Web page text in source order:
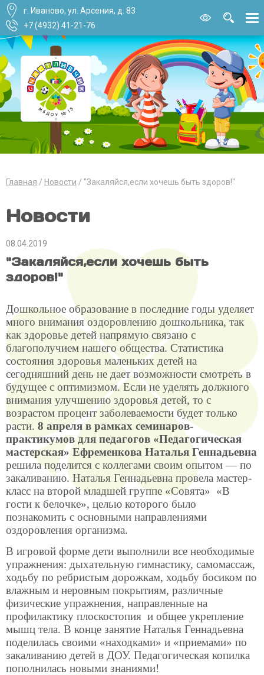
Версия для
г. Иваново, ул. Арсения, д. 83
+7 (4932) 41-21-76
Главная Новости "Закаляйся,если хочешь быть здоров!"
Новости
08.04.2019
"Закаляйся,если хочешь быть
здоров!"
Дошкольное образование в последние годы уделяет
много внимания оздоровлению дошкольника, так
как здоровье детей напрямую связано с
благополучием нашего общества. Статистика
состояния здоровья маленьких детей на
сегодняшний день не дает возможности смотреть в
будущее с оптимизмом. Если не уделять должного
внимания улучшению здоровья детей, то с
возрастом процент заболеваемости будет только
расти. 8 апреля в рамках семинаров-
практикумов для педагогов «Педагогическая
мастерская» Ефременкова Наталья Геннадьевна
решила поделится с коллегами своим опытом — по
закаливанию. Наталья Геннадьевна провела мастер-
класс на второй младшей группе «Совята» «В
гости к белочке», целью которого было
познакомить с основными направлениями
оздоровления организма.
В игровой форме дети выполнили все необходимые
упражнения: дыхательную гимнастику, самомассаж,
ходьбу по ребристым дорожкам, ходьбу босиком по
влажным и неровным покрытиям, различные
физические упражнения, направленные на
профилактику плоскостопия и общее укрепление
мышц тела. В конце занятие Наталья Геннадьевна
поделилась своими «находками» и «приемами» по
закаливанию детей в ДОУ. Педагогическая копилка
пополнилась новыми знаниями!